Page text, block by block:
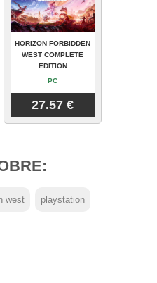
HORIZON FORBIDDEN
WEST COMPLETE
EDITION
PC
27.57 €
west playstation